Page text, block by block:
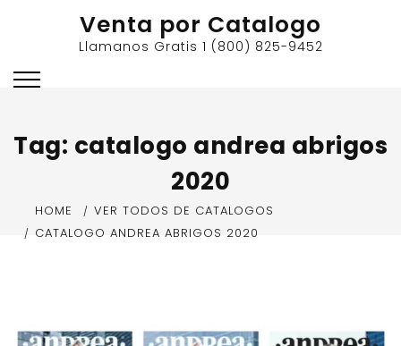
Venta por Catalogo
Llamanos Gratis 1 (800) 825-9452
Tag: catalogo andrea abrigos
2020
HOME
VER TODOS DE CATALOGOS
CATALOGO ANDREA ABRIGOS 2020